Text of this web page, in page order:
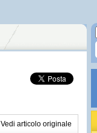
Vedi articolo originale